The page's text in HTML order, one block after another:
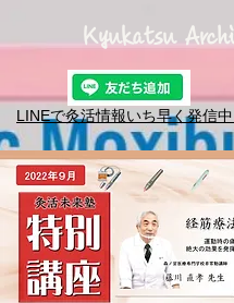
LINEで灸活情報​いち早く発信中
Kyukatsu